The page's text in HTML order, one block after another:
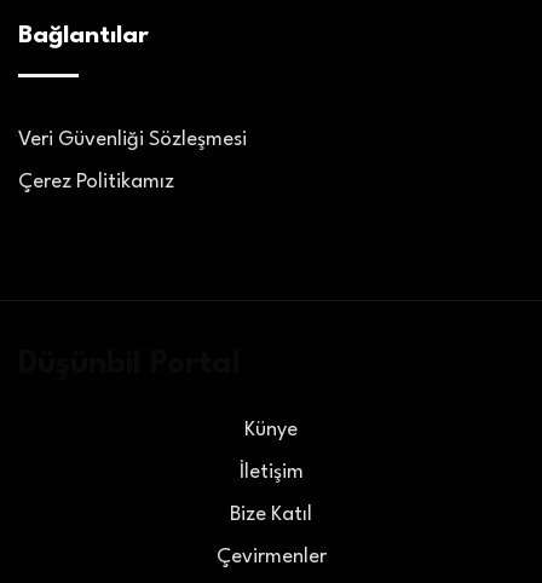
Bağlantılar
Veri Güvenliği Sözleşmesi
Çerez Politikamız
Künye
İletişim
Bize Katıl
Çevirmenler